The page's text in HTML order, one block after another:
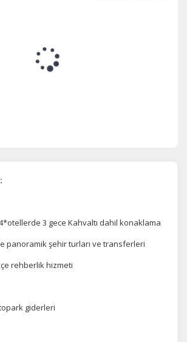
3 gece Kahvaltı dahil konaklama
panoramik şehir turları ve transferleri
rehberlik hizmeti
giderleri